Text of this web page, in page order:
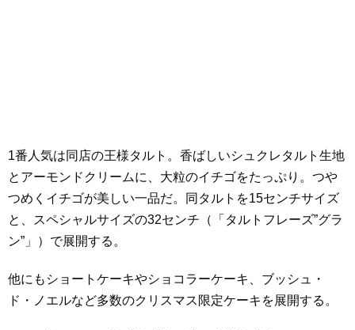
1番人気は同店の王様タルト。香ばしいシュクレタルト生地
とアーモンドクリームに、大粒のイチゴをたっぷり。つや
つめくイチゴが美しい一品だ。同タルトを15センチサイズ
と、スペシャルサイズの32センチ（「タルトフレーズ”グラ
ン”」）で展開する。
他にもショートケーキやショコラーケーキ、ブッシュ・
ド・ノエルなど多数のクリスマス限定ケーキを展開する。